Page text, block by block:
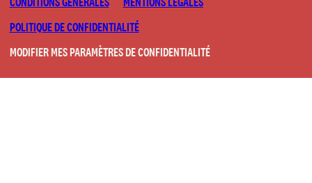
POLITIQUE DE CONFIDENTIALITÉ
MODIFIER MES PARAMÈTRES DE CONFIDENTIALITÉ